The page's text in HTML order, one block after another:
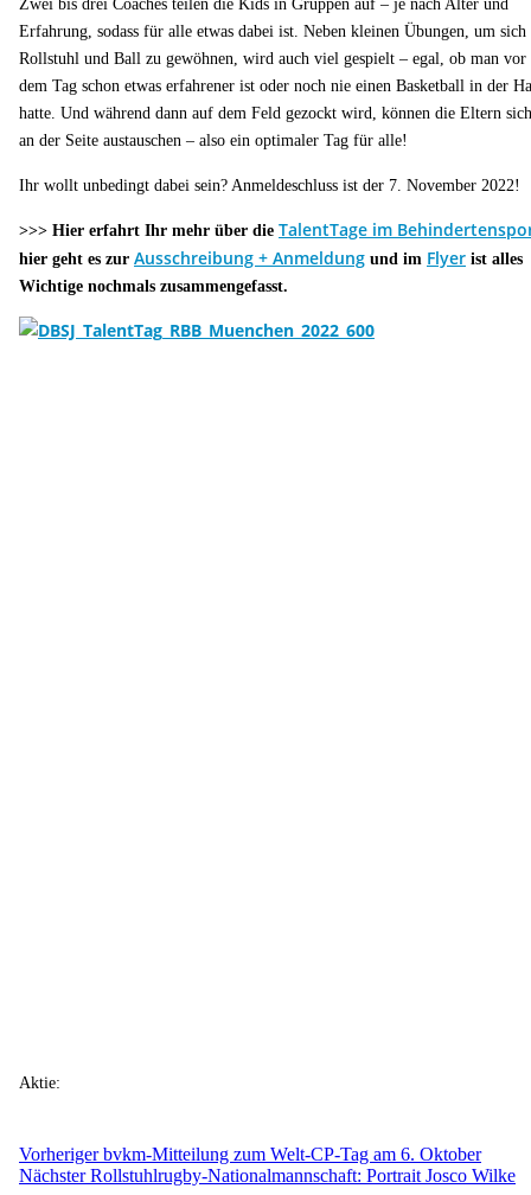
Erfahrung, sodass für alle etwas dabei ist. Neben kleinen Übungen, um sich
Rollstuhl und Ball zu gewöhnen, wird auch viel gespielt – egal, ob man vor
dem Tag schon etwas erfahrener ist oder noch nie einen Basketball in der
hatte. Und während dann auf dem Feld gezockt wird, können die Eltern sich
an der Seite austauschen – also ein optimaler Tag für alle!
Ihr wollt unbedingt dabei sein? Anmeldeschluss ist der 7. November 2022!
>>> Hier erfahrt Ihr mehr über die TalentTage im
hier geht es zur Ausschreibung + Anmeldung und im Flyer ist alles
Wichtige nochmals zusammengefasst.
Aktie:
Vorheriger bvkm-Mitteilung zum Welt-CP-Tag am 6. Oktober
Nächster Rollstuhlrugby-Nationalmannschaft: Portrait Josco Wilke